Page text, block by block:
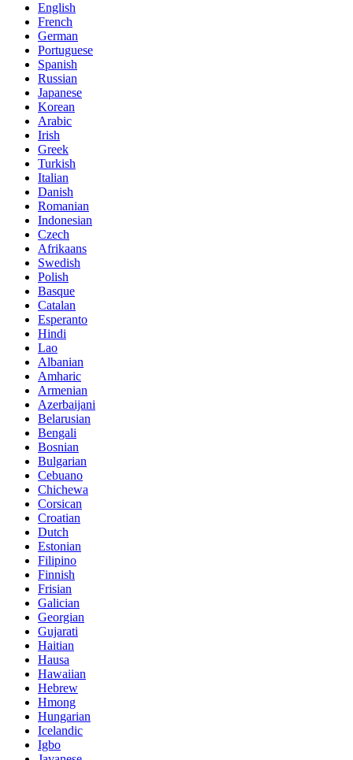
English
French
German
Portuguese
Spanish
Russian
Japanese
Korean
Arabic
Irish
Greek
Turkish
Italian
Danish
Romanian
Indonesian
Czech
Afrikaans
Swedish
Polish
Basque
Catalan
Esperanto
Hindi
Lao
Albanian
Amharic
Armenian
Azerbaijani
Belarusian
Bengali
Bosnian
Bulgarian
Cebuano
Chichewa
Corsican
Croatian
Dutch
Estonian
Filipino
Finnish
Frisian
Galician
Georgian
Gujarati
Haitian
Hausa
Hawaiian
Hebrew
Hmong
Hungarian
Icelandic
Igbo